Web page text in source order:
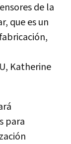
de la
que es un
Katherine
para